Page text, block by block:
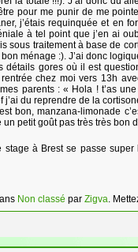
pour me punir de me
j’étais requinquée et en
à tel point que j’en ai
sous traitement à base de
ménage :). J’ai donc
détails gores où il est
chez moi vers 13h
parents : « Hola ! t’as
du reprendre de la
bon, manzana-limonade
un petit goût pas très très bon
stage à Brest se passe
Non classé par Zigva .